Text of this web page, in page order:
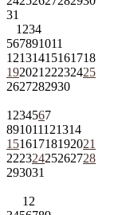
31
1 234
567891011
12131415161718
192021 22232425
2627282930
1 234567
891011121314
15161718192021
22232425262728
293031
1 2